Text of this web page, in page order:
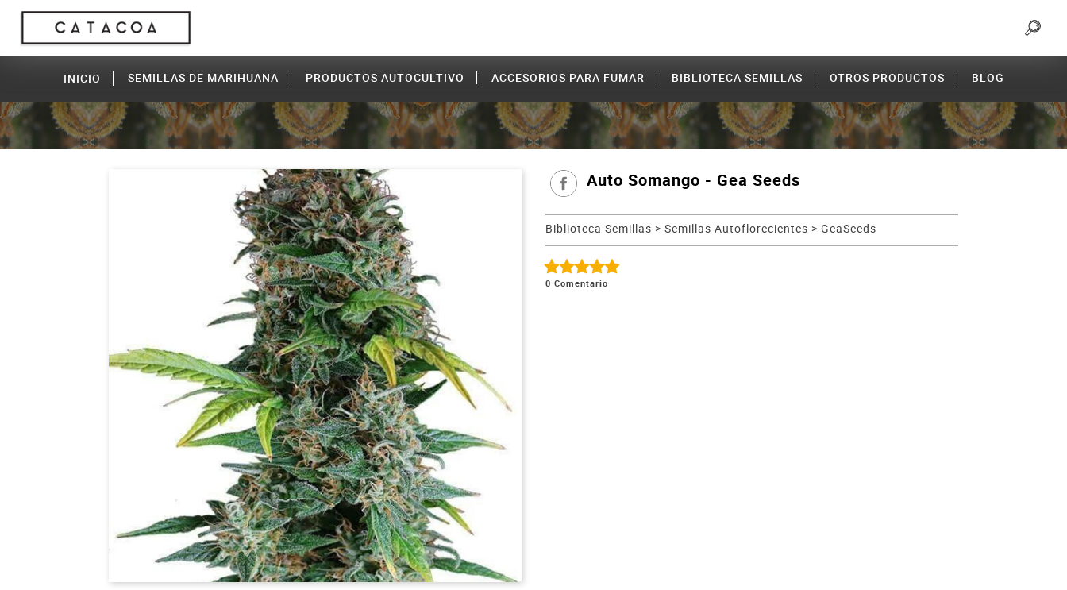
INICIO SEMILLAS DE MARIHUANA PRODUCTOS AUTOCULTIVO ACCESORIOS PARA FUMAR BIBLIOTECA SEMILLAS OTROS PRODUCTOS BLOG
Auto Somango - Gea Seeds
Biblioteca Semillas > Semillas Autoflorecientes > GeaSeeds
0 Comentario